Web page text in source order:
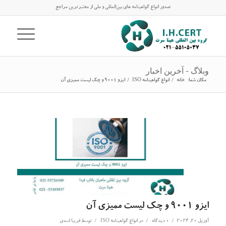
صدور انواع گواهینامه های بین‌المللی و ملی از معتبرترین مراجع
وبلاگ - آخرین اخبار
مکان شما: خانه / انواع گواهینامه ISO / ایزو 9001 و چک لیست ممیزی آن
ایزو 9001 و چک لیست ممیزی آن
آوریل 20, 2024 / 0 دیدگاه / در انواع گواهینامه ISO / توسط فریبا اسدی